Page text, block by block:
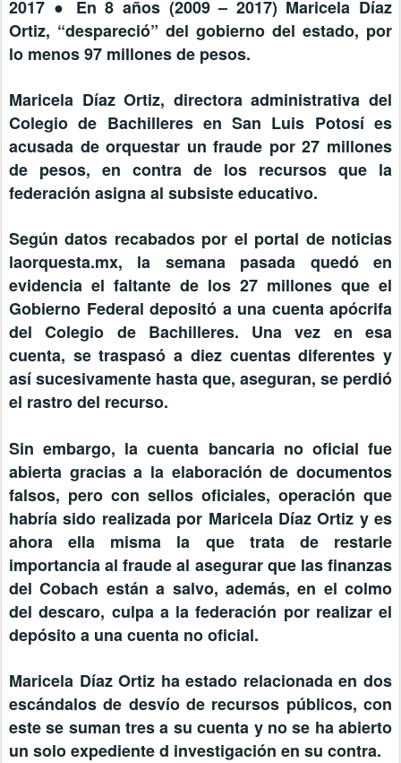
2017 ● En 8 años (2009 – 2017) Maricela Díaz
Ortiz, “despareció” del gobierno del estado, por
lo menos 97 millones de pesos.
Maricela Díaz Ortiz, directora administrativa del
Colegio de Bachilleres en San Luis Potosí es
acusada de orquestar un fraude por 27 millones
de pesos, en contra de los recursos que la
federación asigna al subsiste educativo.
Según datos recabados por el portal de noticias
laorquesta.mx, la semana pasada quedó en
evidencia el faltante de los 27 millones que el
Gobierno Federal depositó a una cuenta apócrifa
del Colegio de Bachilleres. Una vez en esa
cuenta, se traspasó a diez cuentas diferentes y
así sucesivamente hasta que, aseguran, se perdió
el rastro del recurso.
Sin embargo, la cuenta bancaria no oficial fue
abierta gracias a la elaboración de documentos
falsos, pero con sellos oficiales, operación que
habría sido realizada por Maricela Díaz Ortiz y es
ahora ella misma la que trata de restarle
importancia al fraude al asegurar que las finanzas
del Cobach están a salvo, además, en el colmo
del descaro, culpa a la federación por realizar el
depósito a una cuenta no oficial.
Maricela Díaz Ortiz ha estado relacionada en dos
escándalos de desvío de recursos públicos, con
este se suman tres a su cuenta y no se ha abierto
un solo expediente d investigación en su contra.